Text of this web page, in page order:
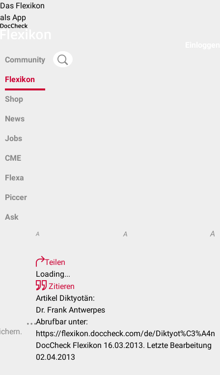
Das Flexikon
als App
Community
Flexikon
Shop
News
Jobs
CME
Flexa
Piccer
Ask
A A A
Teilen
Loading...
Zitieren
Artikel Diktyotän:
Dr. Frank Antwerpes
Abrufbar unter:
https://flexikon.doccheck.com/de/Diktyot%C3%A4n
DocCheck Flexikon 16.03.2013. Letzte Bearbeitung
02.04.2013